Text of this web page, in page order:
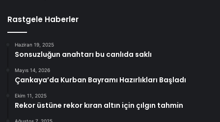
Rastgele Haberler
Haziran 19, 2025
Sonsuzluğun anahtarı bu canlıda saklı
Mayıs 14, 2026
Çankaya’da Kurban Bayramı Hazırlıkları Başladı
Ekim 11, 2025
Rekor üstüne rekor kıran altın için çılgın tahmin
Ağustos 7, 2025